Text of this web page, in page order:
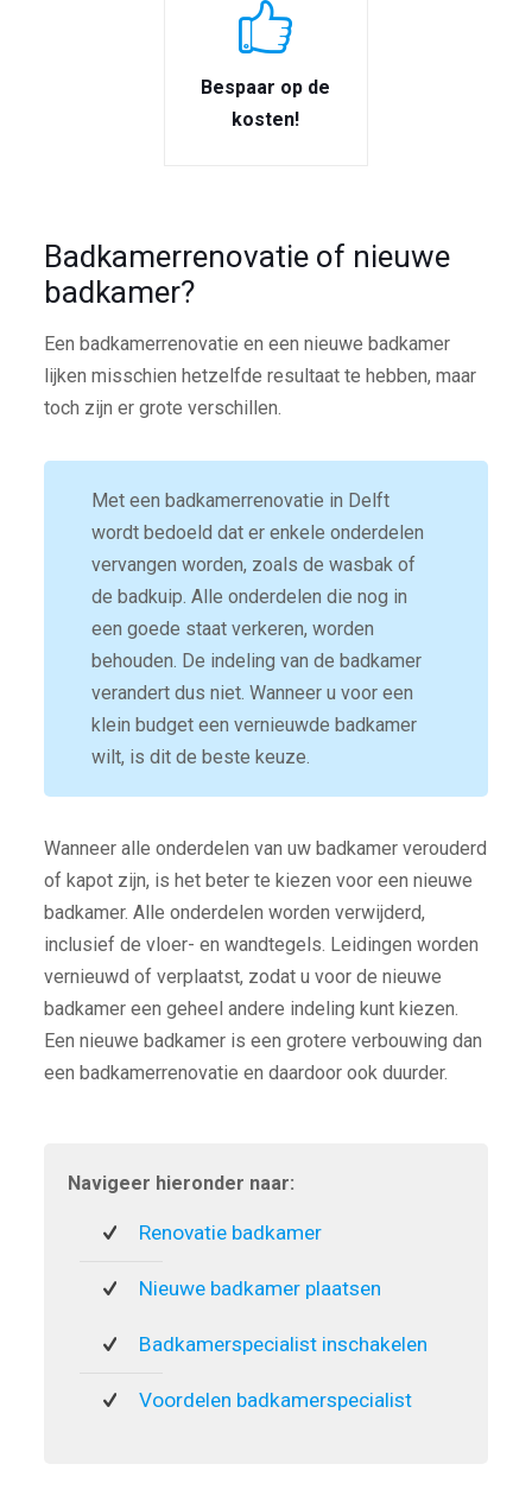
Bespaar op de
kosten!
Badkamerrenovatie of nieuwe
badkamer?
Een badkamerrenovatie en een nieuwe badkamer
lijken misschien hetzelfde resultaat te hebben, maar
toch zijn er grote verschillen.
Met een badkamerrenovatie in Delft
wordt bedoeld dat er enkele onderdelen
vervangen worden, zoals de wasbak of
de badkuip. Alle onderdelen die nog in
een goede staat verkeren, worden
behouden. De indeling van de badkamer
verandert dus niet. Wanneer u voor een
klein budget een vernieuwde badkamer
wilt, is dit de beste keuze.
Wanneer alle onderdelen van uw badkamer verouderd
of kapot zijn, is het beter te kiezen voor een nieuwe
badkamer. Alle onderdelen worden verwijderd,
inclusief de vloer- en wandtegels. Leidingen worden
vernieuwd of verplaatst, zodat u voor de nieuwe
badkamer een geheel andere indeling kunt kiezen.
Een nieuwe badkamer is een grotere verbouwing dan
een badkamerrenovatie en daardoor ook duurder.
Navigeer hieronder naar:
Renovatie badkamer
Nieuwe badkamer plaatsen
Badkamerspecialist inschakelen
Voordelen badkamerspecialist